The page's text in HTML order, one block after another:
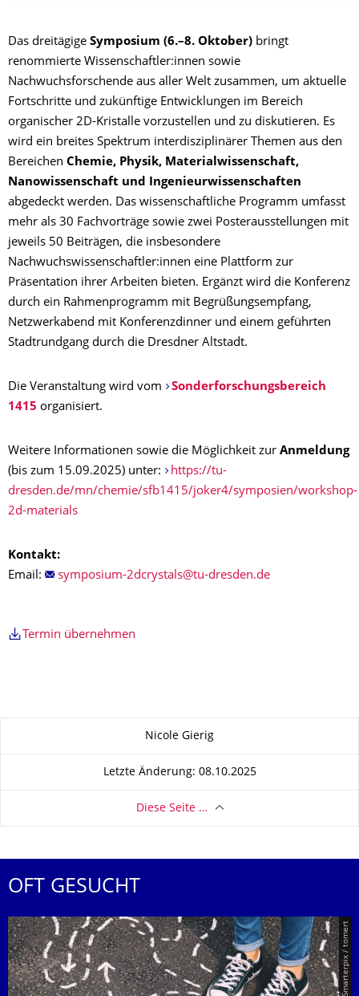
Das dreitägige Symposium (6.–8. Oktober) bringt
renommierte Wissenschaftler:innen sowie
Nachwuchsforschende aus aller Welt zusammen, um aktuelle
Fortschritte und zukünftige Entwicklungen im Bereich
organischer 2D-Kristalle vorzustellen und zu diskutieren. Es
wird ein breites Spektrum interdisziplinärer Themen aus den
Bereichen Chemie, Physik, Materialwissenschaft,
Nanowissenschaft und Ingenieurwissenschaften
abgedeckt werden. Das wissenschaftliche Programm umfasst
mehr als 30 Fachvorträge sowie zwei Posterausstellungen mit
jeweils 50 Beiträgen, die insbesondere
Nachwuchswissenschaftler:innen eine Plattform zur
Präsentation ihrer Arbeiten bieten. Ergänzt wird die Konferenz
durch ein Rahmenprogramm mit Begrüßungsempfang,
Netzwerkabend mit Konferenzdinner und einem geführten
Stadtrundgang durch die Dresdner Altstadt.
Die Veranstaltung wird vom
Sonderforschungsbereich
1415 organisiert.
Weitere Informationen sowie die Möglichkeit zur Anmeldung
(bis zum 15.09.2025) unter:
https://tu-
dresden.de/mn/chemie/sfb1415/joker4/symposien/workshop-
2d-materials
Kontakt:
Email:
Termin übernehmen
Nicole Gierig
Letzte Änderung: 08.10.2025
Diese Seite …
OFT GESUCHT
© Smarterpix / tomert